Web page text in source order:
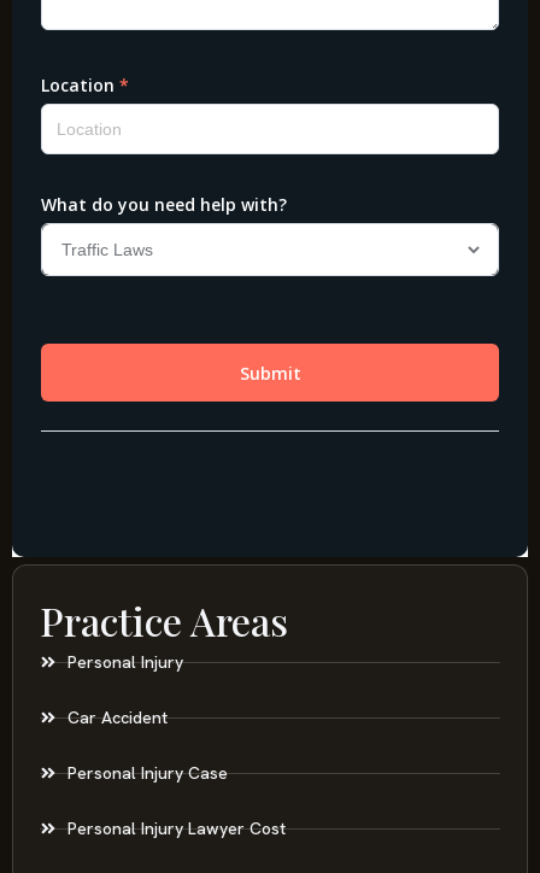
Practice Areas
Personal Injury
Car Accident
Personal Injury Case
Personal Injury Lawyer Cost